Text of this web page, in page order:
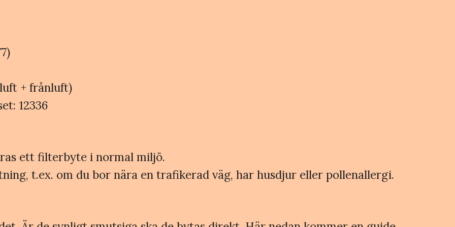
+ frånluft)
12336
ett filterbyte i normal miljö.
t.ex. om du bor nära en trafikerad väg, har husdjur eller pollenallergi.